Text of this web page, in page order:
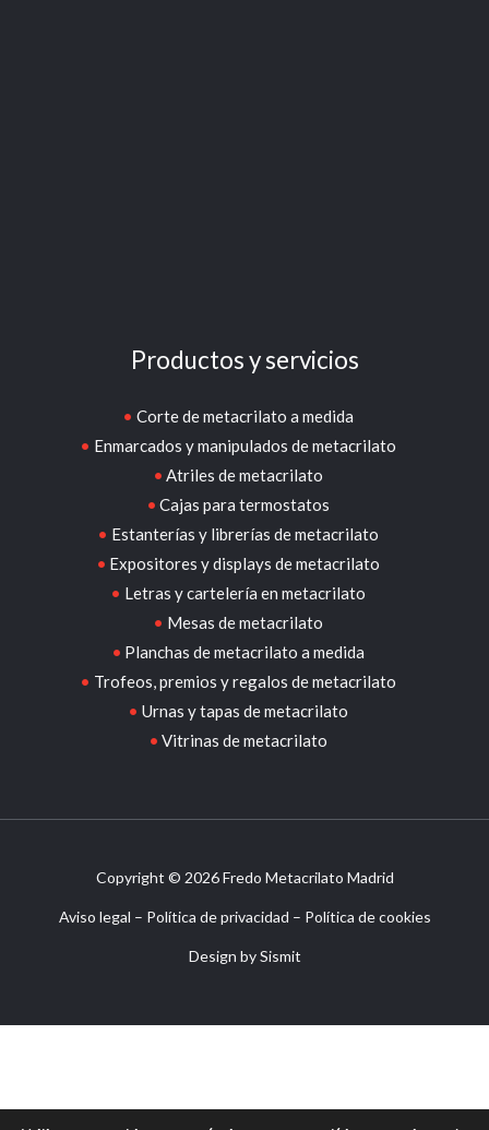
Productos y servicios
Corte de metacrilato a medida
Enmarcados y manipulados de metacrilato
Atriles de metacrilato
Cajas para termostatos
Estanterías y librerías de metacrilato
Expositores y displays de metacrilato
Letras y cartelería en metacrilato
Mesas de metacrilato
Planchas de metacrilato a medida
Trofeos, premios y regalos de metacrilato
Urnas y tapas de metacrilato
Vitrinas de metacrilato
Copyright © 2026 Fredo Metacrilato Madrid
Aviso legal – Política de privacidad – Política de cookies
Design bySismit